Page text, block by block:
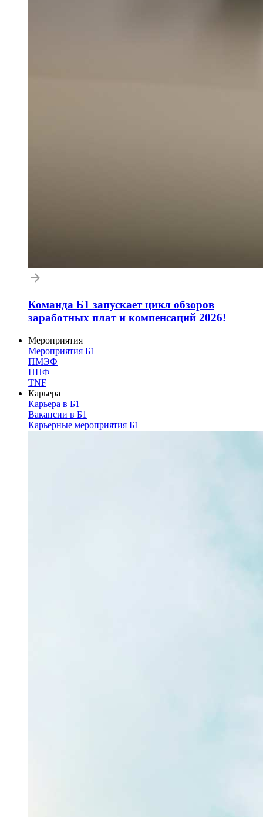
Команда Б1 запускает цикл обзоров
заработных плат и компенсаций 2026!
Мероприятия
Мероприятия Б1
ПМЭФ
ННФ
TNF
Карьера
Карьера в Б1
Вакансии в Б1
Карьерные мероприятия Б1